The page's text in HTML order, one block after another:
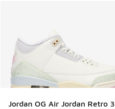
Jordan OG Air Jordan Retro 3